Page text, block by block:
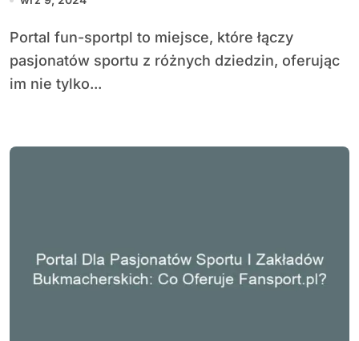
Portal fun-sportpl to miejsce, które łączy
pasjonatów sportu z różnych dziedzin, oferując
im nie tylko...